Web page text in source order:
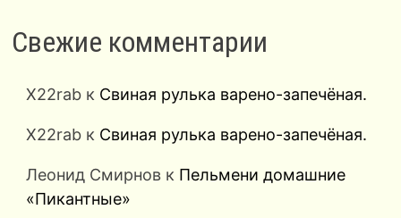
Свежие комментарии
X22rabк Свиная рулька варено-запечёная.
X22rabк Свиная рулька варено-запечёная.
Леонид Смирновк Пельмени домашние
«Пикантные»